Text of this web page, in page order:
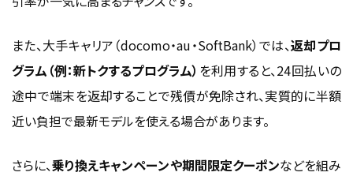
また、大手キャリア（docomo・au・SoftBank）では、返却プロ
グラム（例：新トクするプログラム） を利用すると、24回払いの
途中で端末を返却することで残債が免除され、実質的に半額
近い負担で最新モデルを使える場合があります。
さらに、乗り換えキャンペーンや期間限定クーポンなどを組み